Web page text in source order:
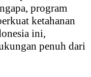
program
ketahanan
ini,
penuh dari